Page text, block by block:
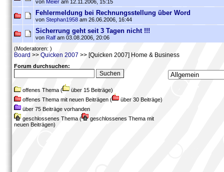
von Meier am 12.11.2006, 15:15
Fehlermeldung bei Rechnungsstellung über Word
von Stephan1958 am 26.06.2006, 16:44
Sicherrung geht seit 3 Tagen nicht !!!
von Ralf am 03.08.2006, 20:06
(Moderatoren: )
Board >> Quicken 2007 >> [Quicken 2007] Home & Business
Forum durchsuchen:
offenes Thema (
über 15 Beiträge)
offenes Thema mit neuen Beiträgen (
über 30 Beiträge)
über 75 Beiträge vorhanden
geschlossenes Thema (
geschlossenes Thema mit
neuen Beiträgen)